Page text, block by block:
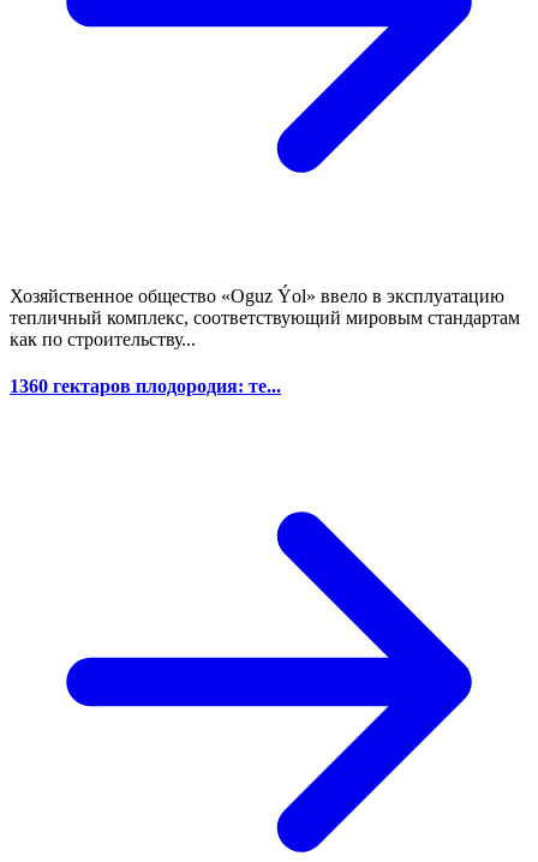
Хозяйственное общество «Oguz Ýol» ввело в эксплуатацию
тепличный комплекс, соответствующий мировым стандартам
как по строительству...
1360 гектаров плодородия: те...